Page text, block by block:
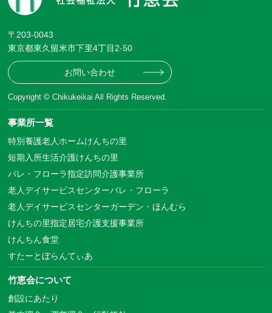
〒203-0043
東京都東久留米市下里4丁目2-50
お問い合わせ
Copyright © Chikukeikai All Rights Reserved.
事業所一覧
特別養護老人ホームけんちの里
短期入所生活介護けんちの里
パレ・フローラ指定訪問介護事業所
老人デイサービスセンターパレ・フローラ
老人デイサービスセンターガーデン・ほんむら
けんちの里指定居宅介護支援事業所
けんちん食堂
すたーとぼらんてぃあ
竹恵会について
創設にあたり